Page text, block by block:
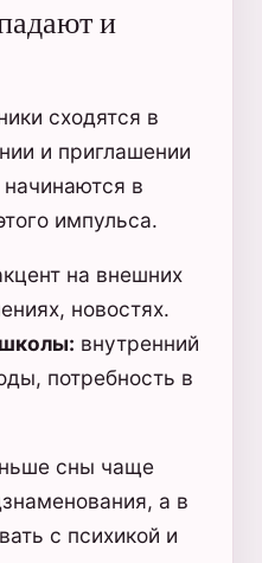
и
сходятся в
и приглашении
в
импульса.
на внешних
новостях.
внутренний
потребность в
сны чаще
а в
с психикой и